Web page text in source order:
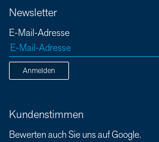
Newsletter
E-Mail-Adresse
Anmelden
Kundenstimmen
Bewerten auch Sie uns auf Google.